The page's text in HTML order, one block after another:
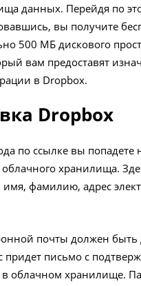
данных. Перейдя по
вы получите
500 МБ дискового
вам предоставят
в Dropbox.
Dropbox
по ссылке вы попадете
облачного хранилища.
имя, фамилию, адрес
почты должен
придет письмо с
в облачном хранилище.